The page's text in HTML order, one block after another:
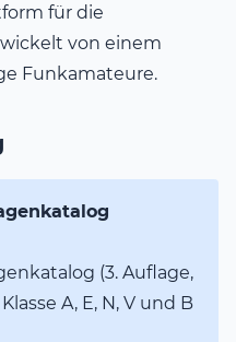
für die
von einem
Funkamateure.
(3. Auflage,
A, E, N, V und B